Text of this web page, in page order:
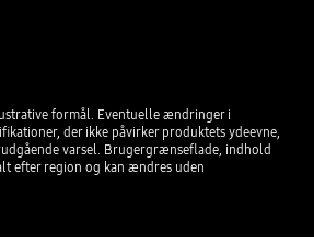
formål. Eventuelle ændringer i
der ikke påvirker produktets ydeevne,
varsel. Brugergrænseflade, indhold
efter region og kan ændres uden